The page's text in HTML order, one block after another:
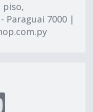
piso,
Paraguai 7000 |